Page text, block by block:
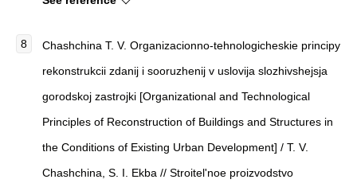
Chashchina T. V. Organizacionno-tehnologicheskie principy
rekonstrukcii zdanij i sooruzhenij v uslovija slozhivshejsja
gorodskoj zastrojki [Organizational and Technological
Principles of Reconstruction of Buildings and Structures in
the Conditions of Existing Urban Development] / T. V.
Chashchina, S. I. Ekba // Stroitel'noe proizvodstvo